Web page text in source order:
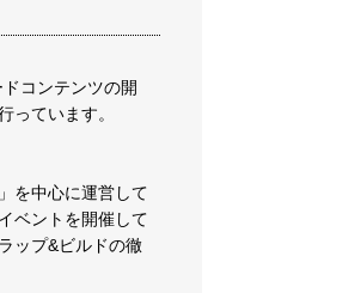
コンテンツの開
っています。
を中心に運営して
ベントを開催して
ップ&ビルドの徹